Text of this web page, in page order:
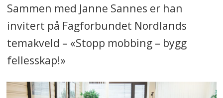
Kilde: uis.no
Sammen med Janne Sannes er han
invitert på Fagforbundet Nordlands
temakveld – «Stopp mobbing – bygg
fellesskap!»